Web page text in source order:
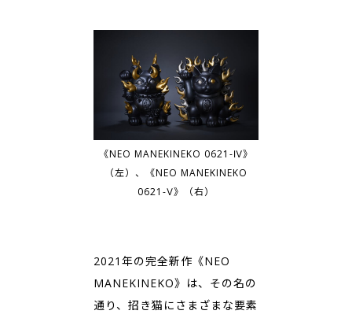
《NEO MANEKINEKO 0621-Ⅳ》
（左）、《NEO MANEKINEKO
0621-Ⅴ》（右）
2021年の完全新作《NEO
MANEKINEKO》は、その名の
通り、招き猫にさまざまな要素